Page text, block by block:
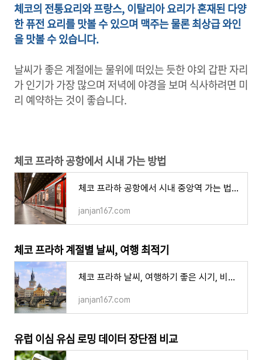
체코의 전통요리와 프랑스, 이탈리아 요리가 혼재된 다양
한 퓨전 요리를 맛볼 수 있으며 맥주는 물론 최상급 와인
을 맛볼 수 있습니다.
날씨가 좋은 계절에는 물위에 떠있는 듯한 야외 갑판 자리
가 인기가 가장 많으며 저녁에 야경을 보며 식사하려면 미
리 예약하는 것이 좋습니다.
체코 프라하 공항에서 시내 가는 방법
체코 프라하 공항에서 시내 중앙역 가는 법, AE 공항버스 메트로 우버 티켓 요금
janjan167.com
체코 프라하 계절별 날씨, 여행 최적기
체코 프라하 날씨, 여행하기 좋은 시기, 비수기 성수기 월별 특징
janjan167.com
유럽 이심 유심 로밍 데이터 장단점 비교